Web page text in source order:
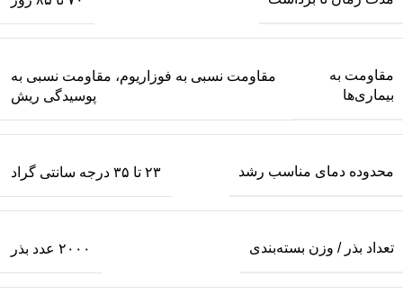
مقاومت به
بیماری‌ها
مقاومت نسبی به فوزاریوم، مقاومت نسبی به
پوسیدگی ریش
محدوده دمای مناسب رشد ۲۳ تا ۳۵ درجه سانتی گراد
تعداد بذر / وزن بسته‌بندی ۲۰۰۰ عدد بذر